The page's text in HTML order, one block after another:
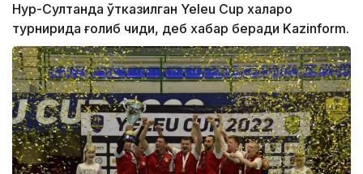
Нур-Султанда ўтказилган Yeleu Cup халқаро
турнирида ғолиб чиқди, деб хабар беради Kazinform.